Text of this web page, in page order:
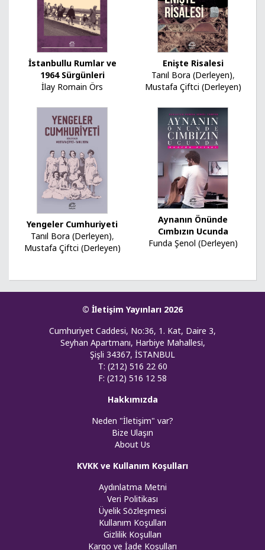
İstanbullu Rumlar ve
1964 Sürgünleri
İlay Romain Örs
Enişte Risalesi
Tanıl Bora (Derleyen),
Mustafa Çiftci (Derleyen)
Yengeler Cumhuriyeti
Tanıl Bora (Derleyen),
Mustafa Çiftci (Derleyen)
Aynanın Önünde
Cımbızın Ucunda
Funda Şenol (Derleyen)
© İletişim Yayınları 2026
Cumhuriyet Caddesi, No:36, 1. Kat, Daire 3,
Seyhan Apartmanı, Harbiye Mahallesi,
Şişli 34367, İSTANBUL
T: (212) 516 22 60
F: (212) 516 12 58
Hakkımızda
Neden "İletişim" var?
Bize Ulaşın
About Us
KVKK ve Kullanım Koşulları
Aydınlatma Metni
Veri Politikası
Üyelik Sözleşmesi
Kullanım Koşulları
Gizlilik Koşulları
Kargo ve İade Koşulları